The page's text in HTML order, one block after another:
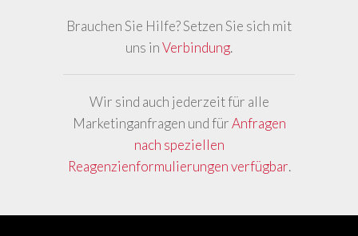
Brauchen Sie Hilfe? Setzen Sie sich mit
uns inVerbindung.
Wir sind auch jederzeit für alle
Marketinganfragen und fürAnfragen
nach speziellen
Reagenzienformulierungen verfügbar.